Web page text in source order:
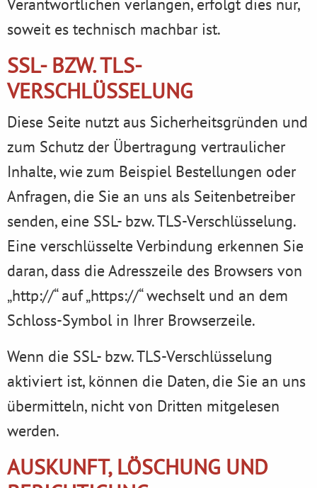
soweit es technisch machbar ist.
SSL- BZW. TLS-
VERSCHLÜSSELUNG
Diese Seite nutzt aus Sicherheitsgründen und
zum Schutz der Übertragung vertraulicher
Inhalte, wie zum Beispiel Bestellungen oder
Anfragen, die Sie an uns als Seitenbetreiber
senden, eine SSL- bzw. TLS-Verschlüsselung.
Eine verschlüsselte Verbindung erkennen Sie
daran, dass die Adresszeile des Browsers von
„http://“ auf „https://“ wechselt und an dem
Schloss-Symbol in Ihrer Browserzeile.
Wenn die SSL- bzw. TLS-Verschlüsselung
aktiviert ist, können die Daten, die Sie an uns
übermitteln, nicht von Dritten mitgelesen
werden.
AUSKUNFT, LÖSCHUNG UND